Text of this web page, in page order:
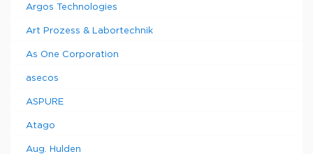
Argos Technologies
Art Prozess & Labortechnik
As One Corporation
asecos
ASPURE
Atago
Aug. Hulden